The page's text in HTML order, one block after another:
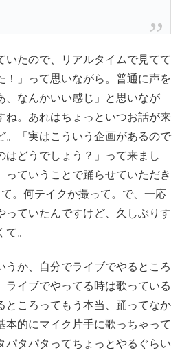
いたので、リアルタイムで見てて
！」って思いながら。普通に声を
、なんかいい感じ」と思いなが
ね。あれはちょっといつお話が来
。「実はこういう企画があるので
はどうでしょう？」って来まし
っていうことで踊らせていただき
。何テイクか撮って。で、一応
っていたんですけど、久しぶりす
。
うか、自分でライブでやるところ
ライブでやってる時は歌っている
ところってもう本当、踊ってなか
本的にマイク片手に歌っちゃって
パタパタってちょっとやるぐらい